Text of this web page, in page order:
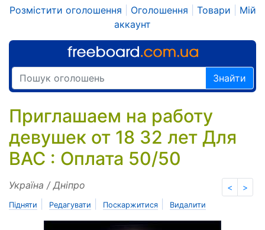
Розмістити оголошення Оголошення Товари
Мій
аккаунт
Знайти
Приглашаем на работу
девушек от 18 32 лет Для
ВАС : Оплата 50/50
< >
Україна / Дніпро
Підняти Редагувати Поскаржитися Видалити